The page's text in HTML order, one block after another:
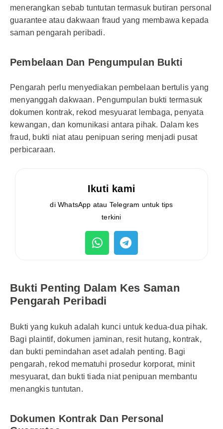
menerangkan sebab tuntutan termasuk butiran personal
guarantee atau dakwaan fraud yang membawa kepada
saman pengarah peribadi.
Pembelaan Dan Pengumpulan Bukti
Pengarah perlu menyediakan pembelaan bertulis yang
menyanggah dakwaan. Pengumpulan bukti termasuk
dokumen kontrak, rekod mesyuarat lembaga, penyata
kewangan, dan komunikasi antara pihak. Dalam kes
fraud, bukti niat atau penipuan sering menjadi pusat
perbicaraan.
Ikuti kami
di WhatsApp atau Telegram untuk tips
terkini
Bukti Penting Dalam Kes Saman
Pengarah Peribadi
Bukti yang kukuh adalah kunci untuk kedua-dua pihak.
Bagi plaintif, dokumen jaminan, resit hutang, kontrak,
dan bukti pemindahan aset adalah penting. Bagi
pengarah, rekod mematuhi prosedur korporat, minit
mesyuarat, dan bukti tiada niat penipuan membantu
menangkis tuntutan.
Dokumen Kontrak Dan Personal